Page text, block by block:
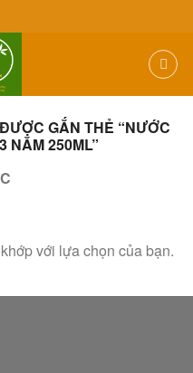
GẮN THẺ “NƯỚC
NĂM 250ML”
với lựa chọn của bạn.